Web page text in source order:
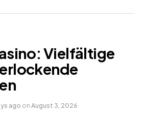
Vielfältige
ago on August 3, 2026